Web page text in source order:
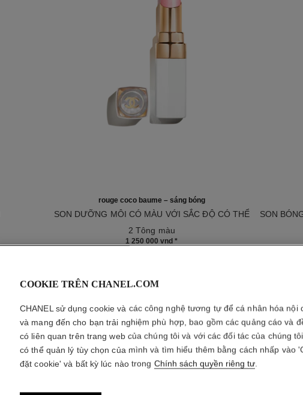
rouge coco baume – sáng bóng
SON DƯỠNG MÔI CÓ MÀU VỚI SẮC ĐỘ CÓ THỂ
ĐIỀU CHỈNH THEO Ý THÍCH
2 Tông màu
1 250 000 vnd*
SON
COOKIE TRÊN CHANEL.COM
CHANEL sử dụng cookie và các công nghệ tương tự để cá nhân hóa nội
và mang đến cho bạn trải nghiệm phù hợp, bao gồm các quảng cáo và
có liên quan trên trang web của chúng tôi và với các đối tác của chúng
có thể quản lý tùy chọn của mình và tìm hiểu thêm bằng cách nhấp vào
đặt cookie' và bất kỳ lúc nào trong Chính sách quyền riêng tư.